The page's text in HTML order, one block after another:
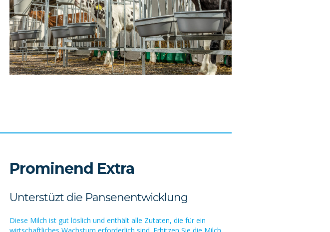
Prominend Extra
Unterstüzt die Pansenentwicklung
Diese Milch ist gut löslich und enthält alle Zutaten, die für ein